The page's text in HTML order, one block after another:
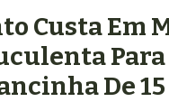
Custa Em
Para
De